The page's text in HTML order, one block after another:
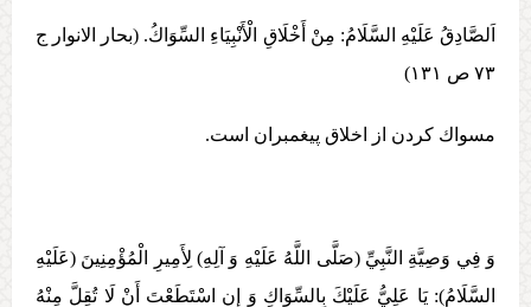
اَلصَّادِقُ عَلَيْهِ السَّلَامُ: مِنْ أَخْلَاقِ الْأَنْبِيَاءِ السِّوَاكُ‏. (بحار الانوار ج
۷۳ ص ۱۳۱)
مسواك كردن از اخلاق پيغمبران است.
وَ فِي وَصِيَّةِ النَّبِيِّ (صَلَّی اللَّهُ عَلَيْهِ وَ آلِهِ) لِأَمِيرِ الْمُؤْمِنِينَ (عَلَيْهِ
السَّلَامُ):‏ يَا عَلِيُّ عَلَيْكَ بِالسِّوَاكِ وَ إِنِ اسْتَطَعْتَ أَنْ لَا تُقِلَّ مِنْهُ